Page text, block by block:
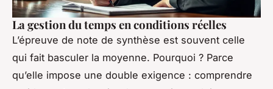
La gestion du temps en conditions réelles
L’épreuve de note de synthèse est souvent celle
qui fait basculer la moyenne. Pourquoi ? Parce
qu’elle impose une double exigence : comprendre